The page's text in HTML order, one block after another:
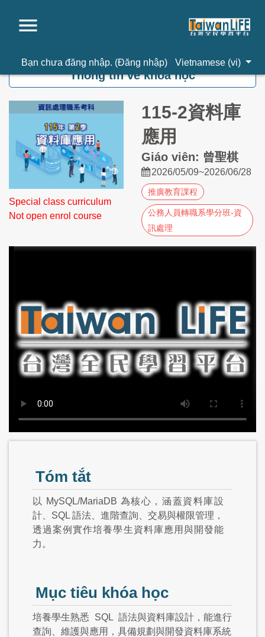
Bạn chưa đăng nhập. (Đăng nhập) Vietnamese ‎(vi)‎
Thông tin về khoá học
Special class curriculum
Not open enrol course
115-2資料庫
應用
Giáo viên: 曾聖棋
2026/05/09~2026/06/28
推廣教育課程
公務人員轉職系學分班-資
訊處理
Tóm tắt
以 MySQL/MariaDB 為核心，涵蓋資料庫設
計、SQL 語法、進階查詢、交易與權限管理，
透過案例實作培養學生資料庫應用與開發能
力。
Mục tiêu khóa học
培養學生熟悉 SQL 語法與資料庫設計，能進行
查詢、維護與應用，具備規劃與開發資料庫系統